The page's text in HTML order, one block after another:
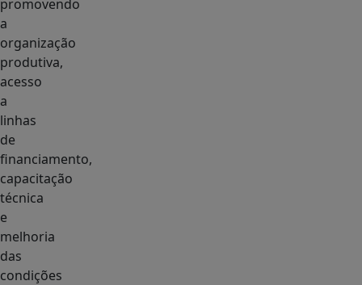
promovendo
a
organização
produtiva,
acesso
a
linhas
de
financiamento,
capacitação
técnica
e
melhoria
das
condições